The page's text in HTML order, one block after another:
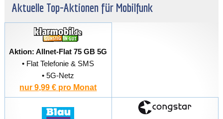
Aktuelle Top-Aktionen für Mobilfunk
Aktion: Allnet-Flat 75 GB 5G
• Flat Telefonie & SMS
• 5G-Netz
nur 9,99 € pro Monat